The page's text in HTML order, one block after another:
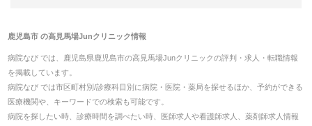
鹿児島市の高見馬場Junクリニック情報
病院なび では、 鹿児島県 鹿児島市の高見馬場Junクリニックの評判・求人・転職情報
を掲載しています。
病院なび では市区町村別/診療科目別に病院・医院・薬局を探せるほか、予約ができる
医療機関や、キーワードでの検索も可能です。
病院を探したい時、診療時間を調べたい時、医師求人や看護師求人、薬剤師求人情報